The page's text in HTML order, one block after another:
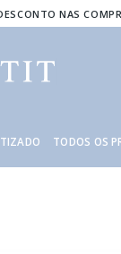
NAS
TODOS OS